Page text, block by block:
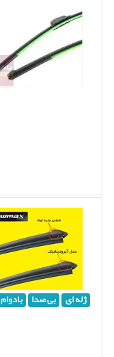
ژله ای بی صدا بادوام